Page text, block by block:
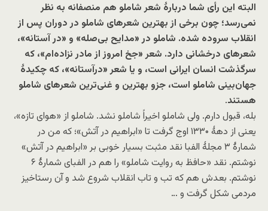
البته این رأی شما دربارۀ شعر شاملو هم منصفانه به نظر
نمی‌رسد؛ چون برخی از بهترین شعرهای شاملو در دوران پس از
انقلاب سروده شده. شاملو در «مدایح بی‌صله» و «در آستانه»،
شعرهای درخشانی دارد. شعر «جخ امروز از مادر نزاده‌ام»، که
سرگذشت انسان ایرانی است، و یا شعر «درآستانه»، که چکیدۀ
جهان‌بینی شاملو است، جزو بهترین و غنی‌ترین شعرهای شاملو
هستند.
بله، قبول دارم. ولی شاملو اخیراً شاملو نشد. شاملو از «هوای تازه»،
یعنی از دهۀ ۱۳۳۰ اوج گرفت تا «ابراهیم در آتش»؛ که من در
شمارۀ ۳ مجلۀ الفبا نقد مثبت بسیار خوبی بر «ابراهیم در آتش»
نوشتم. نقد «حافظ به روایت شاملو» را هم در الفبای شمارۀ ۶
نوشتم. بعدش هم که تب و تاب انقلاب شروع شد و آن رستاخیز
مردمی شکل گرفت و …